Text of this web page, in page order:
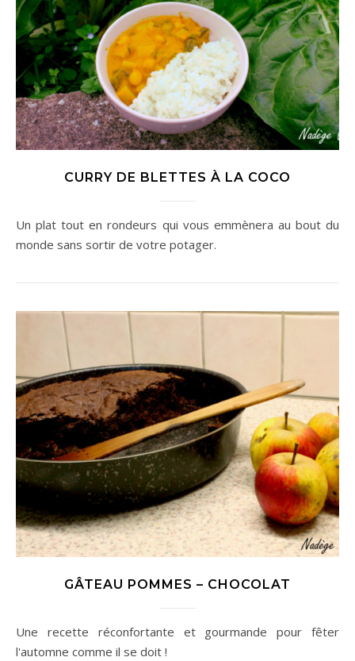
CURRY DE BLETTES À LA COCO
Un plat tout en rondeurs qui vous emmènera au bout du
monde sans sortir de votre potager.
GÂTEAU POMMES – CHOCOLAT
Une recette réconfortante et gourmande pour fêter
l'automne comme il se doit !